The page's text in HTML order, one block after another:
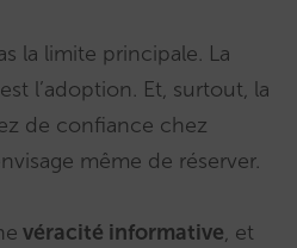
la limite principale. La
l’adoption. Et, surtout, la
de confiance chez
même de réserver.
véracité informative, et